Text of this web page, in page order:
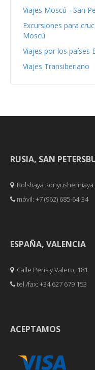
Viajes Moscú - San
Excursiones para
Moscú
Viajes por los países
Viajes Transiberiano
RUSIA, SAN
Bolshaya Konyushennaya
móvil: +7 (962) 685-64-34
ESPAÑA, VALENCIA
Calle Peris y Valero, 181.
tel./fax: +34 627 679 153
ACEPTAMOS